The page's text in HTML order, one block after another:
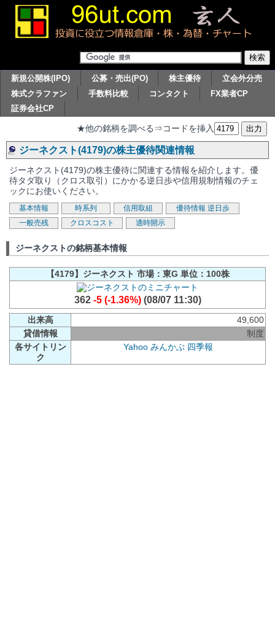
新規公開株(IPO) 公募・売出(PO) 株主優待
立会外分売
株式クラファン
手数料比較 コンタクト
FX業者CP
証券会社CP
★他の銘柄を調べる⇒コードを挿入
ジーネクスト(4179)の株主優待関連情報
ジーネクスト(4179)の株主優待に関連する情報を紹介します。優
待タダ取り（クロス取引）にかかる逆日歩や信用規制情報のチェ
ックにお使いください。
基本情報 時系列 信用取組 優待情報 逆日歩
一般売残
クロスコスト 適時開示
ジーネクストの銘柄基本情報
【4179】ジーネクスト 市場：東G 単位：100株
362 -5 (-1.36%)(08/07 11:30)
出来高
49,600
貸借情報
制度
各サイトリン
ク
Yahoo みんかぶ 四季報